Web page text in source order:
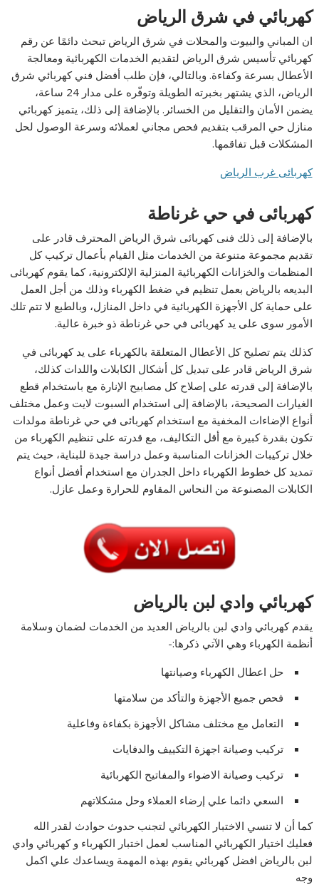
كهربائي في شرق الرياض
ان المباني والبيوت والمحلات في شرق الرياض تبحث دائمًا عن رقم
كهربائي تأسيس شرق الرياض لتقديم الخدمات الكهربائية ومعالجة
الأعطال بسرعة وكفاءة. وبالتالي، فإن طلب أفضل فني كهربائي شرق
الرياض، الذي يشتهر بخبرته الطويلة وتوفّره على مدار 24 ساعة،
يضمن الأمان والتقليل من الخسائر. بالإضافة إلى ذلك، يتميز كهربائي
منازل حي المرقب بتقديم فحص مجاني لعملائه وسرعة الوصول لحل
المشكلات قبل تفاقمها.
كهربائى غرب الرياض
كهربائى في حي غرناطة
بالإضافة إلى ذلك فنى كهربائى شرق الرياض المحترف قادر على
تقديم مجموعة متنوعة من الخدمات مثل القيام بأعمال تركيب كل
المنظمات والخزانات الكهربائية المنزلية الإلكترونية، كما يقوم كهربائى
البديعه بالرياض بعمل تنظيم في ضغط الكهرباء وذلك من أجل العمل
على حماية كل الأجهزة الكهربائية في داخل المنازل، وبالطبع لا تتم تلك
الأمور سوى على يد كهربائى في حي غرناطة ذو خبرة عالية.
كذلك يتم تصليح كل الأعطال المتعلقة بالكهرباء على يد كهربائى في
شرق الرياض قادر على تبديل كل أشكال الكابلات واللدات كذلك،
بالإضافة إلى قدرته على إصلاح كل مصابيح الإنارة مع باستخدام قطع
الغيارات الصحيحة، بالإضافة إلى استخدام السبوت لايت وعمل مختلف
أنواع الإضاءات المخفية مع استخدام كهربائى في حي غرناطة مولدات
تكون بقدرة كبيرة مع أقل التكاليف، مع قدرته على تنظيم الكهرباء من
خلال تركيبات الخزانات المناسبة وعمل دراسة جيدة للبناية، حيث يتم
تمديد كل خطوط الكهرباء داخل الجدران مع استخدام أفضل أنواع
الكابلات المصنوعة من النحاس المقاوم للحرارة وعمل عازل.
كهربائي وادي لبن بالرياض
يقدم كهربائي وادي لبن بالرياض العديد من الخدمات لضمان وسلامة
أنظمة الكهرباء وهي الآتي ذكرها:-
حل اعطال الكهرباء وصيانتها
فحص جميع الأجهزة والتأكد من سلامتها
التعامل مع مختلف مشاكل الأجهزة بكفاءة وفاعلية
تركيب وصيانة اجهزة التكييف والدفايات
تركيب وصيانة الاضواء والمفاتيح الكهربائية
السعي دائما علي إرضاء العملاء وحل مشكلاتهم
كما أن لا تنسي الاختبار الكهربائي لتجنب حدوث حوادث لقدر الله
فعليك اختيار الكهربائي المناسب لعمل اختبار الكهرباء و كهربائي وادي
لبن بالرياض افضل كهربائي يقوم بهذه المهمة ويساعدك علي اكمل
وجه